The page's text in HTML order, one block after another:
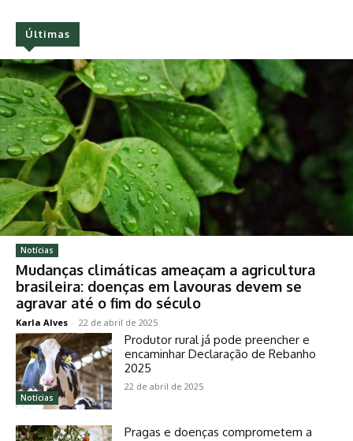
Últimas
Notícias
Mudanças climáticas ameaçam a agricultura
brasileira: doenças em lavouras devem se
agravar até o fim do século
Karla Alves - 22 de abril de 2025
Notícias
Produtor rural já pode preencher e
encaminhar Declaração de Rebanho
2025
22 de abril de 2025
Pragas e doenças comprometem a